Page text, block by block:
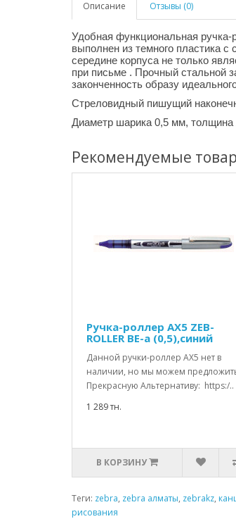
Описание Отзывы (0)
Удобная функциональная
выполнен из темного пластика
середине корпуса не только
при письме . Прочный стальной
законченность образу
Стреловидный пишущий
Диаметр шарика 0,5 мм,
Рекомендуемые
Ручка-роллер AX5 ZEB-
ROLLER BE-a (0,5),синий
Данной ручки-роллер АХ5 нет в
наличии, но мы можем
Прекрасную Альтернативу: https:/..
1 289 тн.
В КОРЗИНУ
Теги: zebra, zebra алматы, zebrakz,
рисования